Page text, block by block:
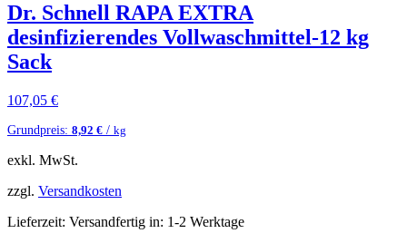
Dr. Schnell RAPA EXTRA
desinfizierendes Vollwaschmittel-12 kg
Sack
107,05 €
Grundpreis: 8,92 € / kg
exkl. MwSt.
zzgl. Versandkosten
Lieferzeit: Versandfertig in: 1-2 Werktage